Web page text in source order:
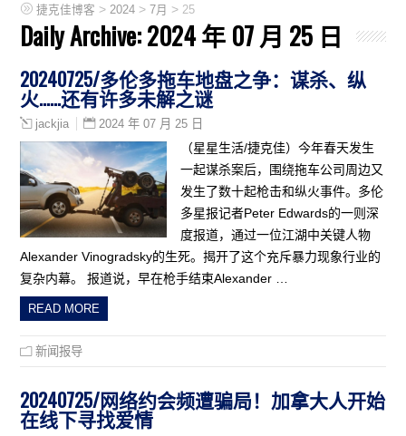
捷克佳博客 > 2024 >7月 > 25
Daily Archive:2024 年 07 月 25 日
20240725/多伦多拖车地盘之争：谋杀、纵
火……还有许多未解之谜
jackjia 2024 年 07 月 25 日
（星星生活/捷克佳）今年春天发生
一起谋杀案后，围绕拖车公司周边又
发生了数十起枪击和纵火事件。多伦
多星报记者Peter Edwards的一则深
度报道，通过一位江湖中关键人物
Alexander Vinogradsky的生死。揭开了这个充斥暴力现象行业的
复杂内幕。 报道说，早在枪手结束Alexander …
READ MORE
新闻报导
20240725/网络约会频遭骗局！加拿大人开始
在线下寻找爱情